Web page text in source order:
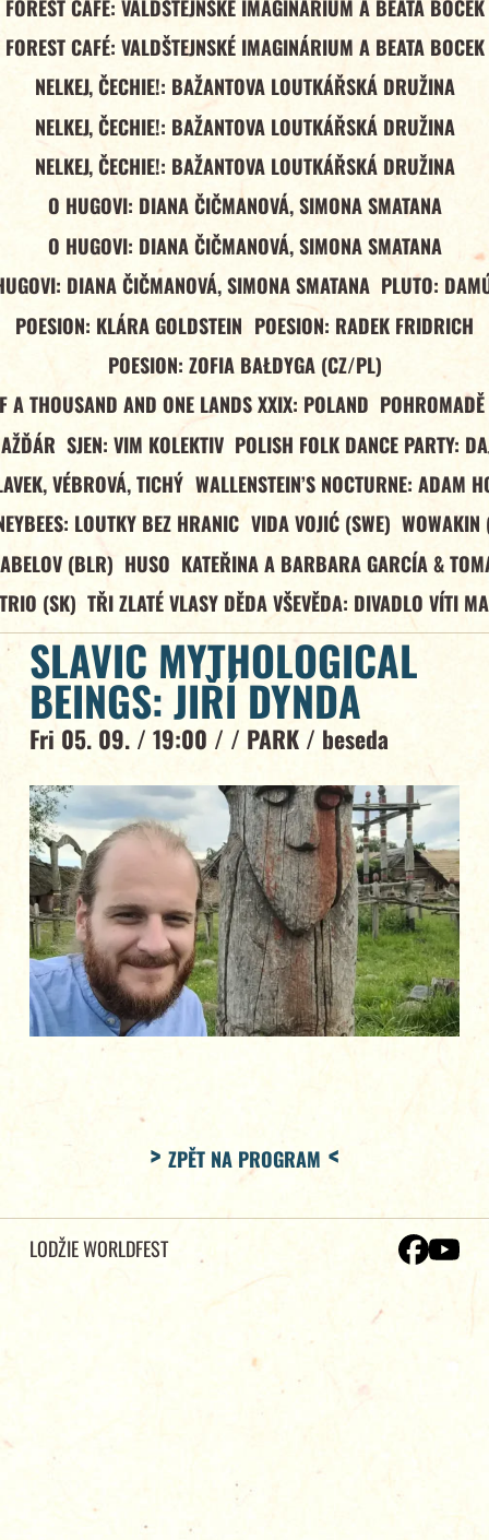
FOREST CAFÉ: VALDŠTEJNSKÉ IMAGINÁRIUM A BEATA BOCEK
FOREST CAFÉ: VALDŠTEJNSKÉ IMAGINÁRIUM A BEATA BOCEK
NELKEJ, ČECHIE!: BAŽANTOVA LOUTKÁŘSKÁ DRUŽINA
NELKEJ, ČECHIE!: BAŽANTOVA LOUTKÁŘSKÁ DRUŽINA
NELKEJ, ČECHIE!: BAŽANTOVA LOUTKÁŘSKÁ DRUŽINA
O HUGOVI: DIANA ČIČMANOVÁ, SIMONA SMATANA
O HUGOVI: DIANA ČIČMANOVÁ, SIMONA SMATANA
DIANA ČIČMANOVÁ, SIMONA SMATANA PLUTO:
POESION: KLÁRA GOLDSTEIN POESION: RADEK FRIDRICH
POESION: ZOFIA BAŁDYGA (CZ/PL)
A THOUSAND AND ONE LANDS XXIX: POLAND
SJEN: VIM KOLEKTIV POLISH FOLK DANCE PARTY:
VÉBROVÁ, TICHÝ WALLENSTEIN’S NOCTURNE: ADAM
LOUTKY BEZ HRANIC VIDA VOJIĆ (SWE) WOWAKIN
(BLR) HUSO KATEŘINA A BARBARA GARCÍA &
(SK) TŘI ZLATÉ VLASY DĚDA VŠEVĚDA: DIVADLO VÍTI
SLAVIC MYTHOLOGICAL
BEINGS: JIŘÍ DYNDA
Fri 05. 09. / 19:00 / / PARK / beseda
ZPĚT NA PROGRAM
LODŽIE WORLDFEST